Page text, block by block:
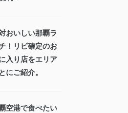
おいしい那覇ラ
！リピ確定のお
入り店をエリア
にご紹介。
空港で食べたい